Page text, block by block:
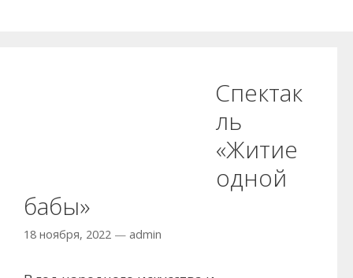
Спектак
ль
«Житие
одной
бабы»
18 ноября, 2022 — admin